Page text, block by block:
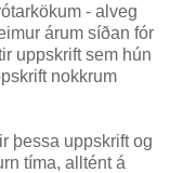
- alveg
árum síðan fór
uppskrift sem hún
nokkrum
þessa uppskrift og
tíma, alltént á